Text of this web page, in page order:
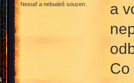
Nesuď a nebudeš souzen.
a
Co